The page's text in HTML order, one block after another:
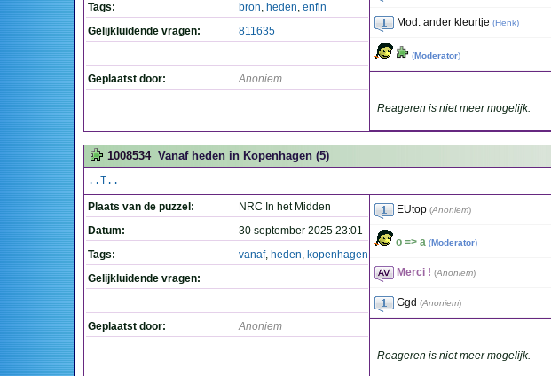
Tags:
bron, heden, enfin
Gelijkluidende vragen:
811635
Geplaatst door: Anoniem
Mod: ander kleurtje (Henk)
(Moderator)
Reageren is niet meer mogelijk.
1008534 Vanaf heden in Kopenhagen (5)
..T..
Plaats van de puzzel:
NRC In het Midden
Datum:
30 september 2025 23:01
Tags:
vanaf, heden, kopenhagen
Gelijkluidende vragen:
Geplaatst door: Anoniem
EUtop (Anoniem)
o => a (Moderator)
Merci ! (Anoniem)
Ggd (Anoniem)
Reageren is niet meer mogelijk.